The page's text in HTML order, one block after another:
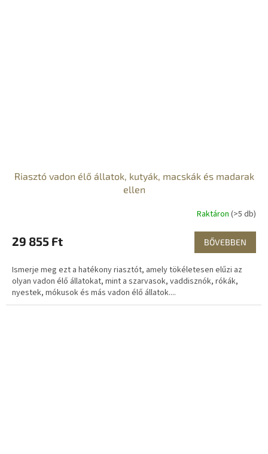
Riasztó vadon élő állatok, kutyák, macskák és madarak
ellen
Raktáron (>5 db)
29 855 Ft BŐVEBBEN
Ismerje meg ezt a hatékony riasztót, amely tökéletesen elűzi az
olyan vadon élő állatokat, mint a szarvasok, vaddisznók, rókák,
nyestek, mókusok és más vadon élő állatok....